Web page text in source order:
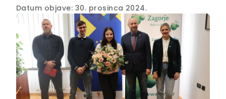
Datum objave: 30. prosinca 2024.